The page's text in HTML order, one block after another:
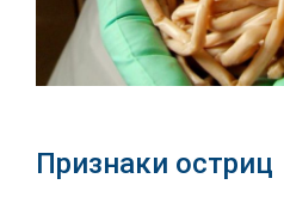
Признаки остриц